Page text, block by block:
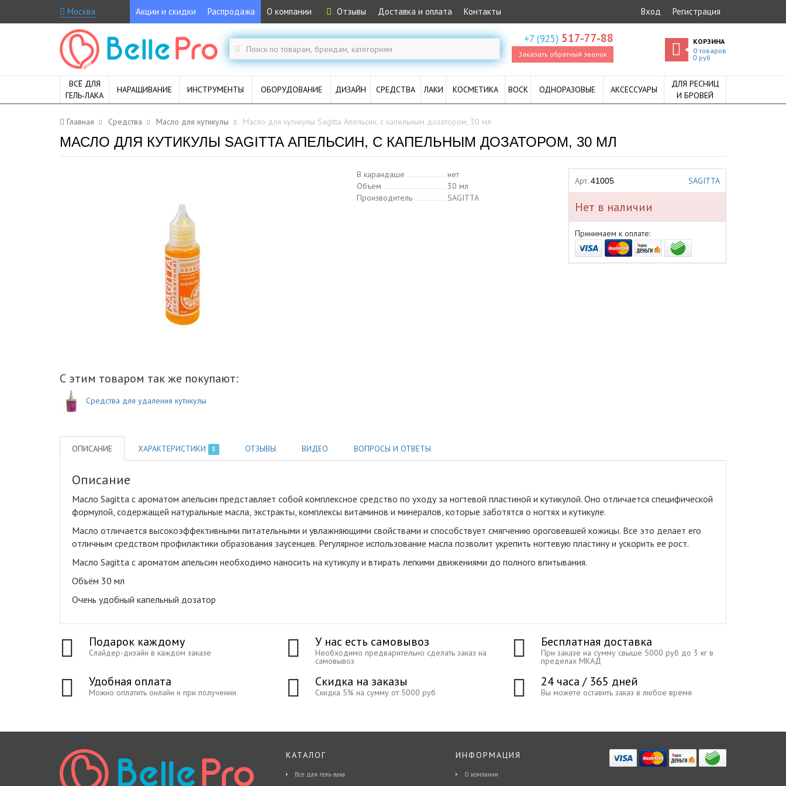
Москва Акции и скидки Распродажа О компании Отзывы Доставка и оплата Контакты Вход Регистрация
+7 (925) 517-77-88
Заказать обратный звонок
КОРЗИНА
0 товаров
0руб
ВСЁ ДЛЯ
ГЕЛЬ-ЛАКА
НАРАЩИВАНИЕ ИНСТРУМЕНТЫ ОБОРУДОВАНИЕ ДИЗАЙН СРЕДСТВА ЛАКИ КОСМЕТИКА ВОСК ОДНОРАЗОВЫЕ АКСЕССУАРЫ
ДЛЯ РЕСНИЦ
И БРОВЕЙ
Главная Средства Масло для кутикулы Масло для кутикулы Sagitta Апельсин, с капельным дозатором, 30 мл
МАСЛО ДЛЯ КУТИКУЛЫ SAGITTA АПЕЛЬСИН, С КАПЕЛЬНЫМ ДОЗАТОРОМ, 30 МЛ
В карандаше
нет
Объем
30 мл
Производитель
SAGITTA
С этим товаром так же покупают:
Средства для удаления кутикулы
Арт. 41005 SAGITTA
Нет в наличии
Принимаем к оплате:
ОПИСАНИЕ ХАРАКТЕРИСТИКИ 3 ОТЗЫВЫ ВИДЕО ВОПРОСЫ И ОТВЕТЫ
Описание
Масло Sagitta с ароматом апельсин представляет собой комплексное средство по уходу за ногтевой пластиной и кутикулой. Оно отличается специфической
формулой, содержащей натуральные масла, экстракты, комплексы витаминов и минералов, которые заботятся о ногтях и кутикуле.
Масло отличается высокоэффективными питательными и увлажняющими свойствами и способствует смягчению ороговевшей кожицы. Все это делает его
отличным средством профилактики образования заусенцев. Регулярное использование масла позволит укрепить ногтевую пластину и ускорить ее рост.
Масло Sagitta с ароматом апельсин необходимо наносить на кутикулу и втирать легкими движениями до полного впитывания.
Объём 30 мл
Очень удобный капельный дозатор
Подарок каждому
Слайдер-дизайн в каждом заказе
У нас есть самовывоз
Необходимо предварительно сделать заказ на
самовывоз
Бесплатная доставка
При заказе на сумму свыше 5000 руб до 3 кг в
пределах МКАД
Удобная оплата
Можно оплатить онлайн и при получении
Скидка на заказы
Скидка 5% на сумму от 5000 руб
24 часа / 365 дней
Вы можете оставить заказ в любое время
КАТАЛОГ
Все для гель-лака
ИНФОРМАЦИЯ
О компании